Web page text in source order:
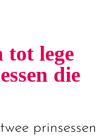
tot lege
die
prinsessen